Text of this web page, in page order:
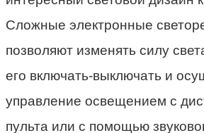
Сложные электронные
позволяют изменять силу
его включать-выключать и
управление освещением с
пульта или с помощью